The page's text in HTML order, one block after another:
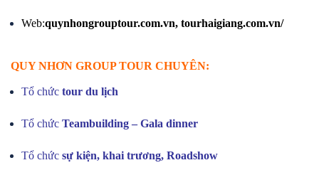
Web:quynhongrouptour.com.vn, tourhaigiang.com.vn/
QUY NHƠN GROUP TOUR CHUYÊN:
Tổ chức tour du lịch
Tổ chức Teambuilding – Gala dinner
Tổ chức sự kiện, khai trương, Roadshow